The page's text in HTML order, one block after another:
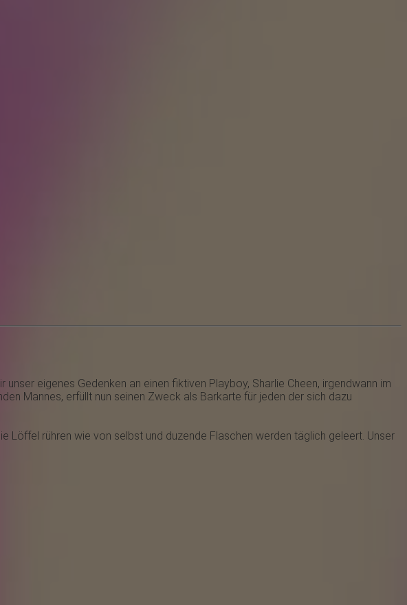
eigenes Gedenken an einen fiktiven Playboy, Sharlie Cheen, irgendwann im
Mannes, erfüllt nun seinen Zweck als Barkarte für jeden der sich dazu
Löffel rühren wie von selbst und duzende Flaschen werden täglich geleert. Unser